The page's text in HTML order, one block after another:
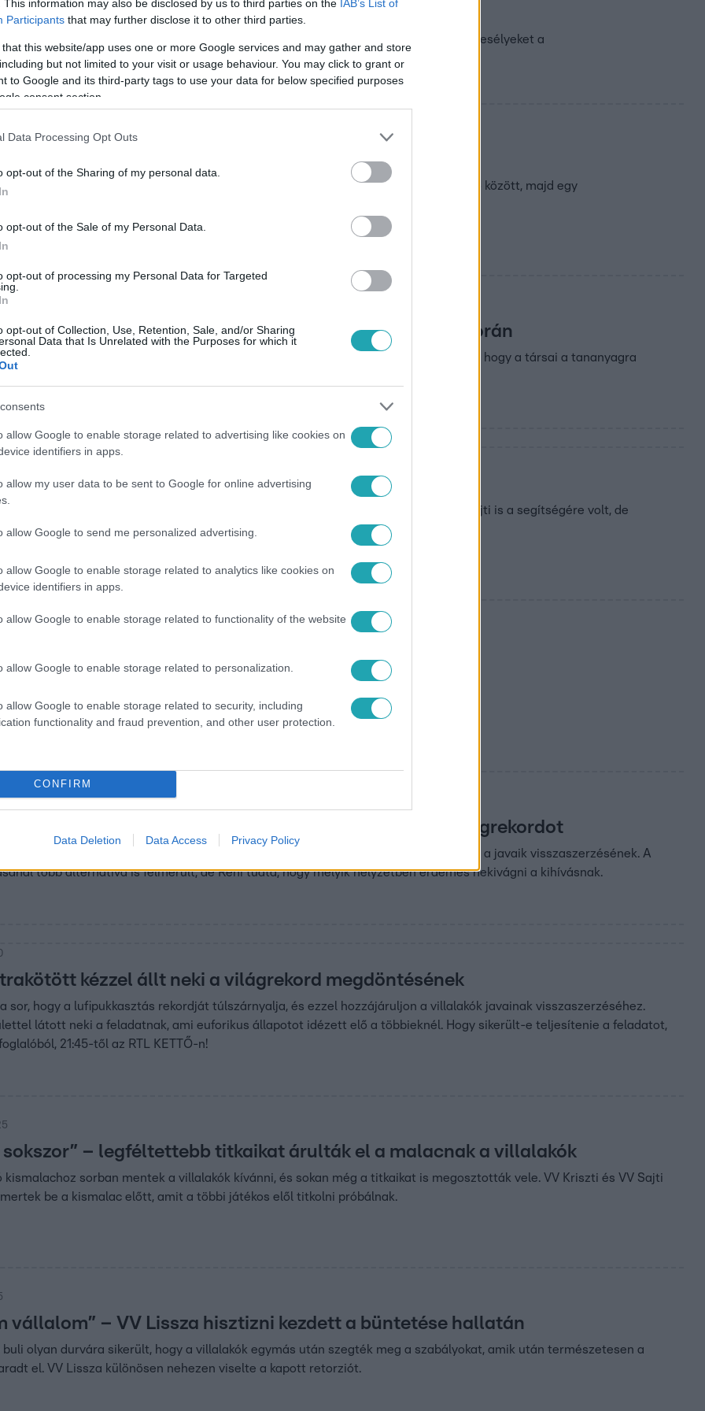
This information may also be disclosed by us to third parties on the IAB’s List of
Participants that may further disclose it to other third parties.
that this website/app uses one or more Google services and may gather and store
but not limited to your visit or usage behaviour. You may click to grant or
to Google and its third-party tags to use your data for below specified purposes
consent section.
Data Processing Opt Outs
opt-out of the Sharing of my personal data.
opt-out of the Sale of my Personal Data.
opt-out of processing my Personal Data for Targeted
opt-out of Collection, Use, Retention, Sale, and/or Sharing
Data that Is Unrelated with the Purposes for which it
allow Google to enable storage related to advertising like cookies on
identifiers in apps.
allow my user data to be sent to Google for online advertising
allow Google to send me personalized advertising.
allow Google to enable storage related to analytics like cookies on
identifiers in apps.
allow Google to enable storage related to functionality of the website
allow Google to enable storage related to personalization.
allow Google to enable storage related to security, including
functionality and fraud prevention, and other user protection.
CONFIRM
Data Deletion Data Access Privacy Policy
hogy Melina a góré a másik csapatban, akik az udvaron ülve latolgatták az esélyeket a
párbaj kapcsán.
tudod, hogy nekem nincs gyerekem?
hazug a villában? Ez a kérdés került terítékre, amikor kirobbant a balhé Sajti és Márió között, majd egy
itt a rend” – a villalakók nem bírtak viselkedni matekórán
meg kellett szakítani, ugyanis VV Sajti elővette a rossz gyerek énjét, és nem hagyta, hogy a társai a tananyagra
egy léggyel, de alul maradt a csatában
a földön, VV Barna megpróbálta lecsapni a villába beszökött ellenséget. VV Sajti is a segítségére volt, de
figyelte a bevetést.
a villalakóknak bélyegeket kellett nyalniuk, amiben VV Sajtinak elmondása
nagy tapasztalata van.
feladat volt” – VV Reni a fenekével döntött világrekordot
kapott, amiben megmutathatta, hogy ő a legjobb, így twerkeléssel vágott neki a javaik visszaszerzésének. A
több alternatíva is felmerült, de Reni tudta, hogy melyik helyzetben érdemes nekivágni a kihívásnak.
kézzel állt neki a világrekord megdöntésének
sor, hogy a lufipukkasztás rekordját túlszárnyalja, és ezzel hozzájáruljon a villalakók javainak visszaszerzéséhez.
látott neki a feladatnak, ami euforikus állapotot idézett elő a többieknél. Hogy sikerült-e teljesítenie a feladatot,
21:45-től az RTL KETTŐ-n!
sokszor” – legféltettebb titkaikat árulták el a malacnak a villalakók
kismalachoz sorban mentek a villalakók kívánni, és sokan még a titkaikat is megosztották vele. VV Kriszti és VV Sajti
be a kismalac előtt, amit a többi játékos elől titkolni próbálnak.
vállalom” – VV Lissza hisztizni kezdett a büntetése hallatán
olyan durvára sikerült, hogy a villalakók egymás után szegték meg a szabályokat, amik után természetesen a
el. VV Lissza különösen nehezen viselte a kapott retorziót.